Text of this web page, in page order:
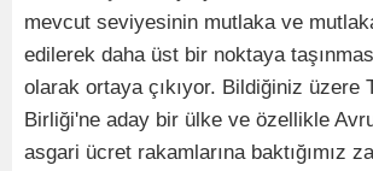
mevcut seviyesinin mutlaka ve
edilerek daha üst bir noktaya
olarak ortaya çıkıyor. Bildiğiniz üzere
Birliği'ne aday bir ülke ve özellikle
asgari ücret rakamlarına baktığımız